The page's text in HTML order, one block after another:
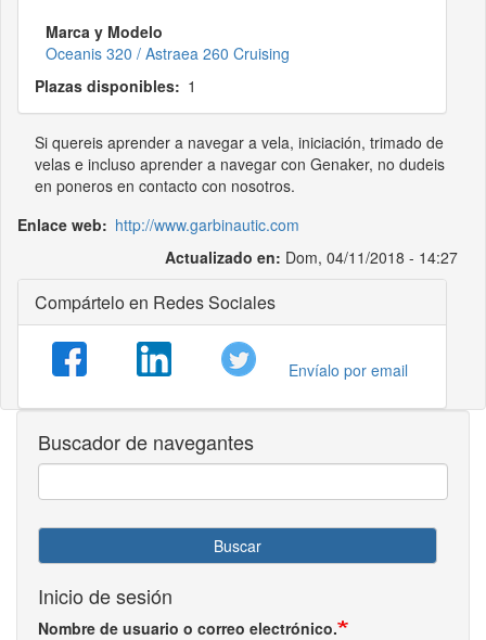
Marca y Modelo
Oceanis 320 / Astraea 260 Cruising
Plazas disponibles
1
Si quereis aprender a navegar a vela, iniciación, trimado de
velas e incluso aprender a navegar con Genaker, no dudeis
en poneros en contacto con nosotros.
Enlace web
http://www.garbinautic.com
Actualizado en: Dom, 04/11/2018 - 14:27
Compártelo en Redes Sociales
Envíalo por email
Buscador de navegantes
Buscar
Inicio de sesión
Nombre de usuario o correo electrónico.